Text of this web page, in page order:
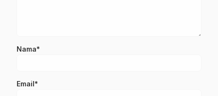
Nama*
Email*